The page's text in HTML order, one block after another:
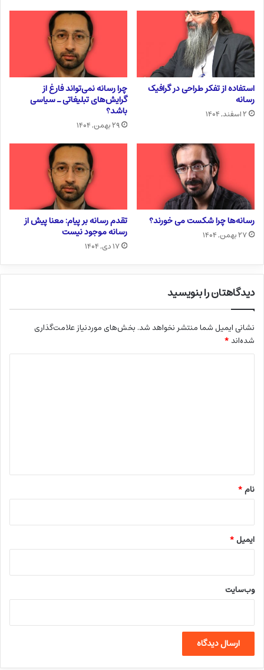
استفاده از تفکر طراحی در گرافیک
رسانه
۲ اسفند, ۱۴۰۴
چرا رسانه نمی‌تواند فارغ از
گرایش‌های تبلیغاتی ـ سیاسی
باشد؟
۲۹ بهمن, ۱۴۰۴
رسانه‌ها چرا شکست می خورند؟
۲۷ بهمن, ۱۴۰۴
تقدم رسانه بر پیام: معنا پیش از
رسانه موجود نیست
۱۷ دی, ۱۴۰۴
دیدگاهتان را بنویسید
نشانی ایمیل شما منتشر نخواهد شد. بخش‌های موردنیاز علامت‌گذاری
شده‌اند*
نام*
ایمیل*
وب‌سایت